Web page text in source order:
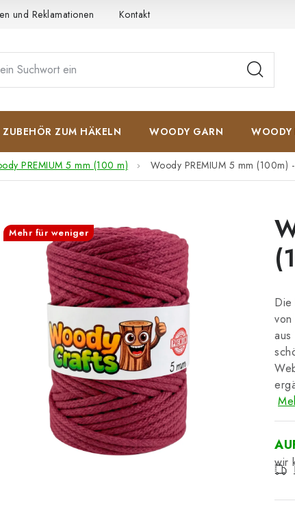
und Reklamationen Kontakt
ZUBEHÖR ZUM HÄKELN WOODY GARN WOODY
PREMIUM 5 mm (100 m) Woody PREMIUM 5 mm (100m)
Die
Mehr für weniger